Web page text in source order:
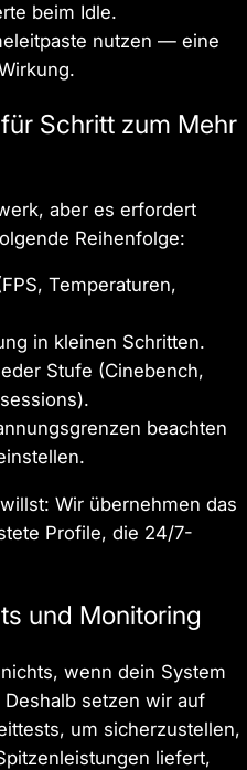
beim Idle.
nutzen — eine
Schritt zum Mehr
aber es erfordert
Reihenfolge:
Temperaturen,
in kleinen Schritten.
Stufe (Cinebench,
beachten
Wir übernehmen das
Profile, die 24/7-
und Monitoring
wenn dein System
setzen wir auf
um sicherzustellen,
liefert,